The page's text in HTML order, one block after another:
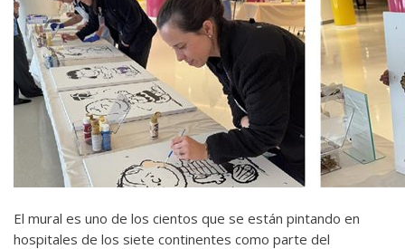
El mural es uno de los cientos que se están pintando en
hospitales de los siete continentes como parte del